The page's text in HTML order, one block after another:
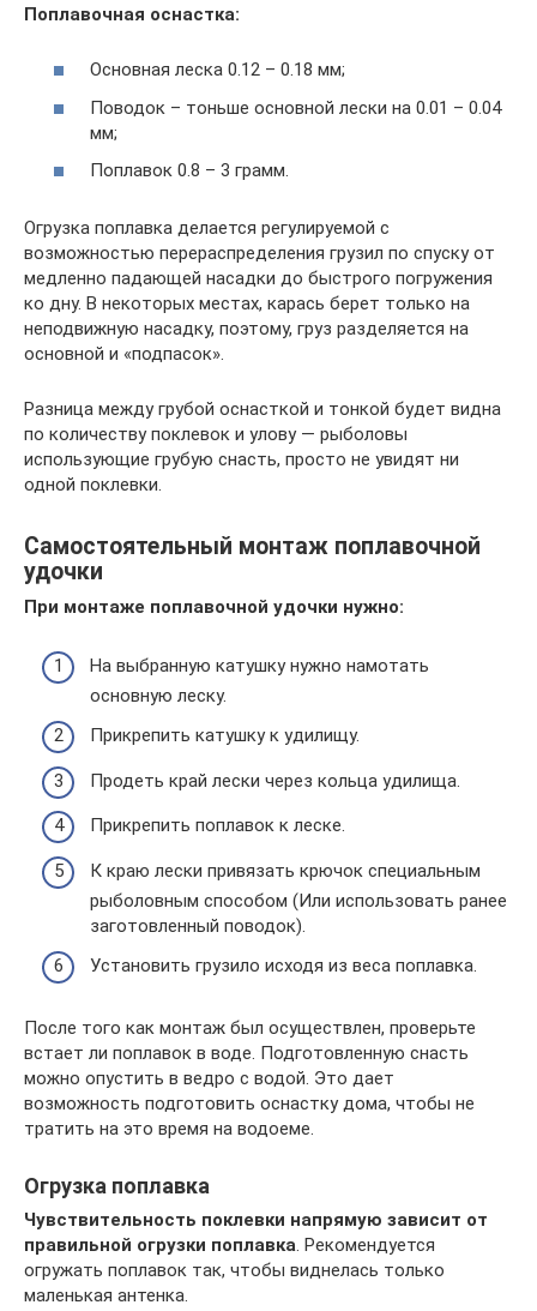
Поплавочная оснастка:
Основная леска 0.12 – 0.18 мм;
Поводок – тоньше основной лески на 0.01 – 0.04
мм;
Поплавок 0.8 – 3 грамм.
Огрузка поплавка делается регулируемой с
возможностью перераспределения грузил по спуску от
медленно падающей насадки до быстрого погружения
ко дну. В некоторых местах, карась берет только на
неподвижную насадку, поэтому, груз разделяется на
основной и «подпасок».
Разница между грубой оснасткой и тонкой будет видна
по количеству поклевок и улову — рыболовы
использующие грубую снасть, просто не увидят ни
одной поклевки.
Самостоятельный монтаж поплавочной
удочки
При монтаже поплавочной удочки нужно:
На выбранную катушку нужно намотать
основную леску.
Прикрепить катушку к удилищу.
Продеть край лески через кольца удилища.
Прикрепить поплавок к леске.
К краю лески привязать крючок специальным
рыболовным способом (Или использовать ранее
заготовленный поводок).
Установить грузило исходя из веса поплавка.
После того как монтаж был осуществлен, проверьте
встает ли поплавок в воде. Подготовленную снасть
можно опустить в ведро с водой. Это дает
возможность подготовить оснастку дома, чтобы не
тратить на это время на водоеме.
Огрузка поплавка
Чувствительность поклевки напрямую зависит от
правильной огрузки поплавка. Рекомендуется
огружать поплавок так, чтобы виднелась только
маленькая антенка.